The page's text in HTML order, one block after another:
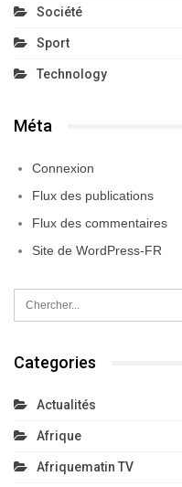
Société
Sport
Technology
Méta
Connexion
Flux des publications
Flux des commentaires
Site de WordPress-FR
Categories
Actualités
Afrique
Afriquematin TV